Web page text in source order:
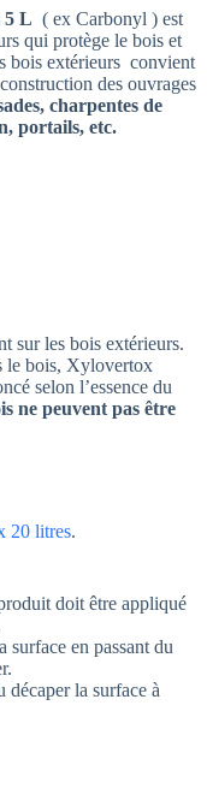
5 L ( ex Carbonyl ) est
qui protège le bois et
bois extérieurs convient
des ouvrages
charpentes de
portails, etc.
sur les bois extérieurs.
le bois, Xylovertox
selon l’essence du
ne peuvent pas être
20 litres.
doit être appliqué
surface en passant du
décaper la surface à